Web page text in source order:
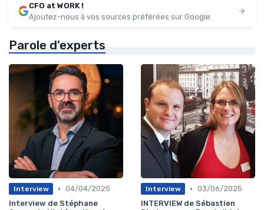
CFO at WORK !
Ajoutez-nous à vos sources préférées sur Google
Parole d'experts
Interview • 04/04/2025
Interview de Stéphane
Interview • 03/06/2025
INTERVIEW de Sébastien